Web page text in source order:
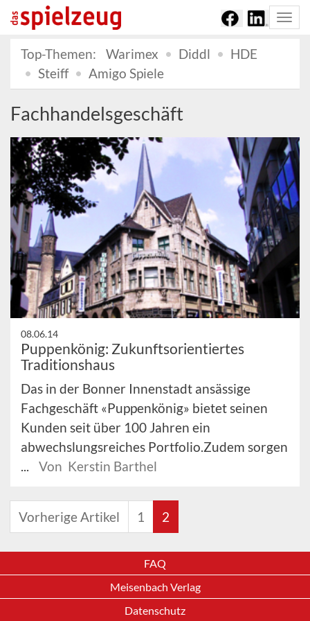
Top-Themen:
Warimex Diddl
HDE
Steiff
Amigo Spiele
Fachhandelsgeschäft
08.06.14
Puppenkönig: Zukunftsorientiertes
Traditionshaus
Das in der Bonner Innenstadt ansässige
Fachgeschäft «Puppenkönig» bietet seinen
Kunden seit über 100 Jahren ein
abwechslungsreiches Portfolio.Zudem sorgen
...
Von Kerstin Barthel
Vorherige Artikel 1 2
FAQ
Meisenbach Verlag
Datenschutz